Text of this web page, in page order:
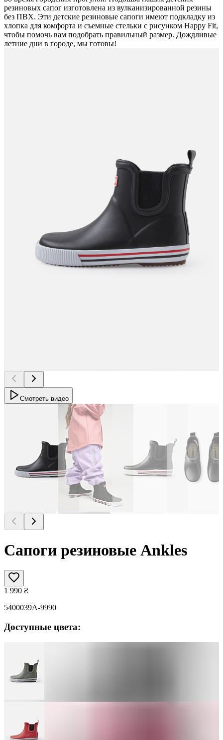
резиновых сапог изготовлена из вулканизированной резины
без ПВХ. Эти детские резиновые сапоги имеют подкладку из
хлопка для комфорта и съемные стельки с рисунком Happy Fit,
чтобы помочь вам подобрать правильный размер. Дождливые
летние дни в городе, мы готовы!
Смотреть видео
Сапоги резиновые Ankles
1 990 ₴
5400039A-9990
Доступные цвета: